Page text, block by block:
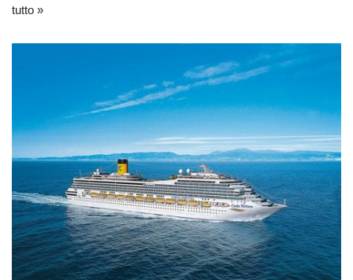
tutto »